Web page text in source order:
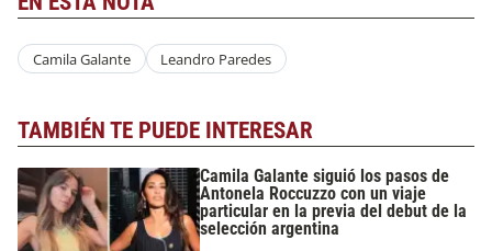
Camila Galante Leandro Paredes
TAMBIÉN TE PUEDE INTERESAR
Camila Galante siguió los pasos de
Antonela Roccuzzo con un viaje
particular en la previa del debut de la
selección argentina